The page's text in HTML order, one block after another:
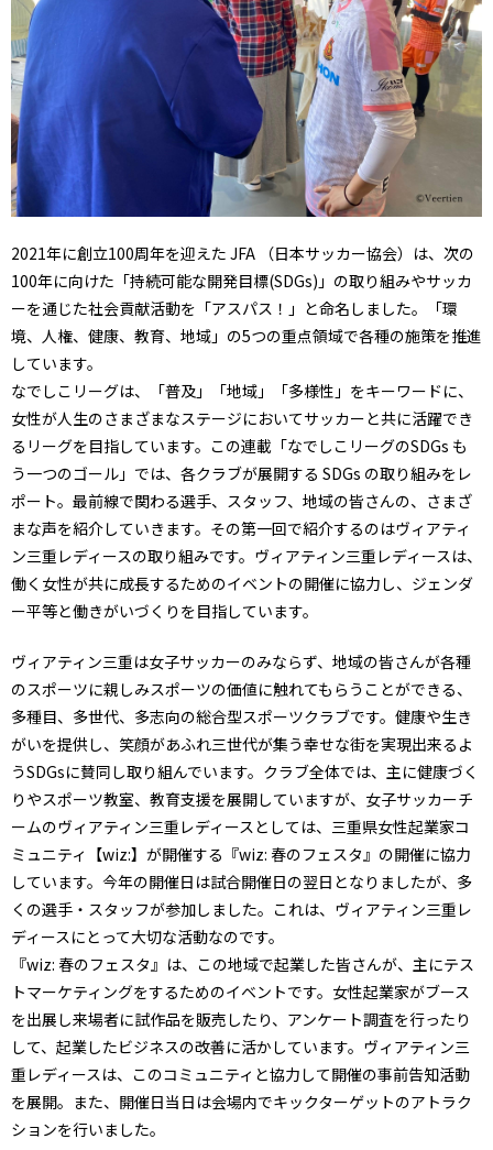
2021年に創立100周年を迎えた JFA （日本サッカー協会）は、次の
100年に向けた「持続可能な開発目標(SDGs)」の取り組みやサッカ
ーを通じた社会貢献活動を「アスパス！」と命名しました。「環
境、人権、健康、教育、地域」の5つの重点領域で各種の施策を推進
しています。
なでしこリーグは、「普及」「地域」「多様性」をキーワードに、
女性が人生のさまざまなステージにおいてサッカーと共に活躍でき
るリーグを目指しています。この連載「なでしこリーグのSDGs も
う一つのゴール」では、各クラブが展開する SDGs の取り組みをレ
ポート。最前線で関わる選手、スタッフ、地域の皆さんの、さまざ
まな声を紹介していきます。その第一回で紹介するのはヴィアティ
ン三重レディースの取り組みです。ヴィアティン三重レディースは、
働く女性が共に成長するためのイベントの開催に協力し、ジェンダ
ー平等と働きがいづくりを目指しています。
ヴィアティン三重は女子サッカーのみならず、地域の皆さんが各種
のスポーツに親しみスポーツの価値に触れてもらうことができる、
多種目、多世代、多志向の総合型スポーツクラブです。健康や生き
がいを提供し、笑顔があふれ三世代が集う幸せな街を実現出来るよ
うSDGsに賛同し取り組んでいます。クラブ全体では、主に健康づく
りやスポーツ教室、教育支援を展開していますが、女子サッカーチ
ームのヴィアティン三重レディースとしては、三重県女性起業家コ
ミュニティ【wiz:】が開催する『wiz: 春のフェスタ』の開催に協力
しています。今年の開催日は試合開催日の翌日となりましたが、多
くの選手・スタッフが参加しました。これは、ヴィアティン三重レ
ディースにとって大切な活動なのです。
『wiz: 春のフェスタ』は、この地域で起業した皆さんが、主にテス
トマーケティングをするためのイベントです。女性起業家がブース
を出展し来場者に試作品を販売したり、アンケート調査を行ったり
して、起業したビジネスの改善に活かしています。ヴィアティン三
重レディースは、このコミュニティと協力して開催の事前告知活動
を展開。また、開催日当日は会場内でキックターゲットのアトラク
ションを行いました。